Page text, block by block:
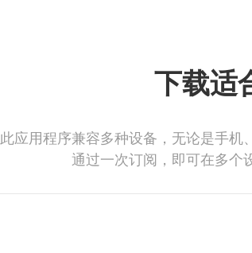
下载适
此应用程序兼容多种设备，无论是手机
通过一次订阅，即可在多个